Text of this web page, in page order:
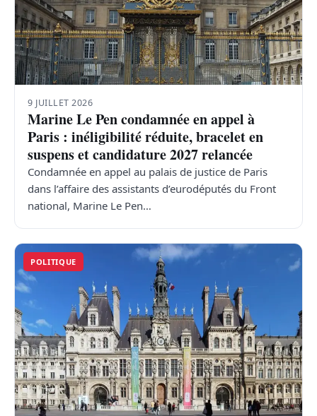
9 JUILLET 2026
Marine Le Pen condamnée en appel à
Paris : inéligibilité réduite, bracelet en
suspens et candidature 2027 relancée
Condamnée en appel au palais de justice de Paris
dans l’affaire des assistants d’eurodéputés du Front
national, Marine Le Pen…
POLITIQUE